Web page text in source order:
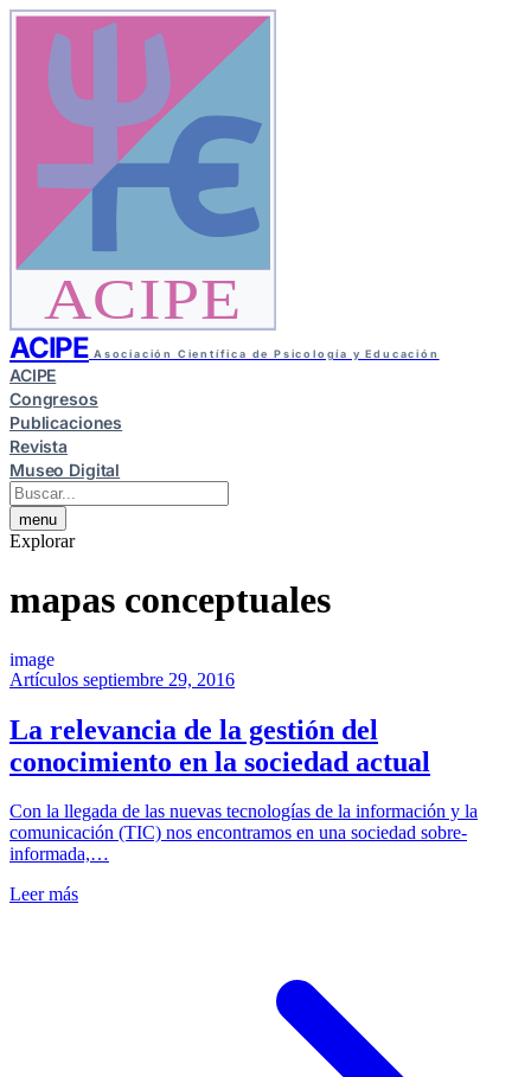
ACIPE
ACIPE Asociación Científica de Psicología y Educación
ACIPE
Congresos
Publicaciones
Revista
Museo Digital
menu
Explorar
mapas conceptuales
image
Artículos septiembre 29, 2016
La relevancia de la gestión del
conocimiento en la sociedad actual
Con la llegada de las nuevas tecnologías de la información y la
comunicación (TIC) nos encontramos en una sociedad sobre-
informada,…
Leer más